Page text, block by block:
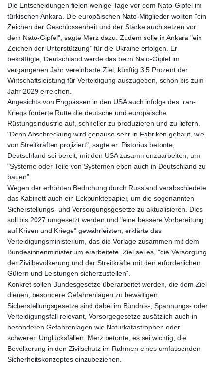
Die Entscheidungen fielen wenige Tage vor dem Nato-Gipfel im
türkischen Ankara. Die europäischen Nato-Mitglieder wollten "ein
Zeichen der Geschlossenheit und der Stärke auch setzen vor
dem Nato-Gipfel", sagte Merz dazu. Zudem solle in Ankara "ein
Zeichen der Unterstützung" für die Ukraine erfolgen. Er
bekräftigte, Deutschland werde das beim Nato-Gipfel im
vergangenen Jahr vereinbarte Ziel, künftig 3,5 Prozent der
Wirtschaftsleistung für Verteidigung auszugeben, schon bis zum
Jahr 2029 erreichen.
Angesichts von Engpässen in den USA auch infolge des Iran-
Kriegs forderte Rutte die deutsche und europäische
Rüstungsindustrie auf, schneller zu produzieren und zu liefern.
"Denn Abschreckung wird genauso sehr in Fabriken gebaut, wie
von Streitkräften projiziert", sagte er. Pistorius betonte,
Deutschland sei bereit, mit den USA zusammenzuarbeiten, um
"Systeme oder Teile von Systemen eben auch in Deutschland zu
bauen".
Wegen der erhöhten Bedrohung durch Russland verabschiedete
das Kabinett auch ein Eckpunktepapier, um die sogenannten
Sicherstellungs- und Versorgungsgesetze zu aktualisieren. Dies
soll bis 2027 umgesetzt werden und "eine bessere Vorbereitung
auf Krisen und Kriege" gewährleisten, erklärte das
Verteidigungsministerium, das die Vorlage zusammen mit dem
Bundesinnenministerium erarbeitete. Ziel sei es, "die Versorgung
der Zivilbevölkerung und der Streitkräfte mit den erforderlichen
Gütern und Leistungen sicherzustellen".
Konkret sollen Bundesgesetze überarbeitet werden, die dem Ziel
dienen, besondere Gefahrenlagen zu bewältigen.
Sicherstellungsgesetze sind dabei im Bündnis-, Spannungs- oder
Verteidigungsfall relevant, Vorsorgegesetze zusätzlich auch in
besonderen Gefahrenlagen wie Naturkatastrophen oder
schweren Unglücksfällen. Merz betonte, es sei wichtig, die
Bevölkerung in den Zivilschutz im Rahmen eines umfassenden
Sicherheitskonzeptes einzubeziehen.